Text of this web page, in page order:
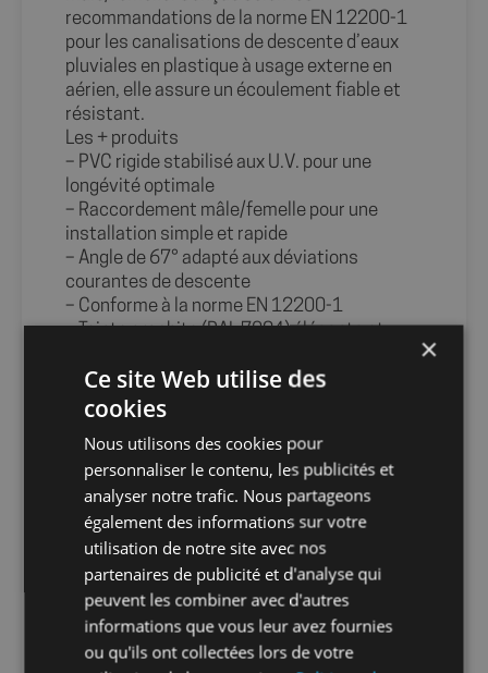
recommandations de la norme EN 12200-1
pour les canalisations de descente d’eaux
pluviales en plastique à usage externe en
aérien, elle assure un écoulement fiable et
résistant.
Les + produits
– PVC rigide stabilisé aux U.V. pour une
longévité optimale
– Raccordement mâle/femelle pour une
installation simple et rapide
– Angle de 67° adapté aux déviations
courantes de descente
– Conforme à la norme EN 12200-1
– Teinte graphite (RAL 7024) élégante et
Caractéristiques
– Marque : Fitt
– Matière : PVC
– Couleur : Graphite (RAL 7024)
– Angle : 67°
– Diamètre : Ø80
– Type de pose : Mâle – Femelle
Info-tri PRODUITS PMCB :
×
Ce site Web utilise des
cookies
Nous utilisons des cookies pour
personnaliser le contenu, les publicités et
analyser notre trafic. Nous partageons
également des informations sur votre
utilisation de notre site avec nos
partenaires de publicité et d'analyse qui
peuvent les combiner avec d'autres
informations que vous leur avez fournies
ou qu'ils ont collectées lors de votre